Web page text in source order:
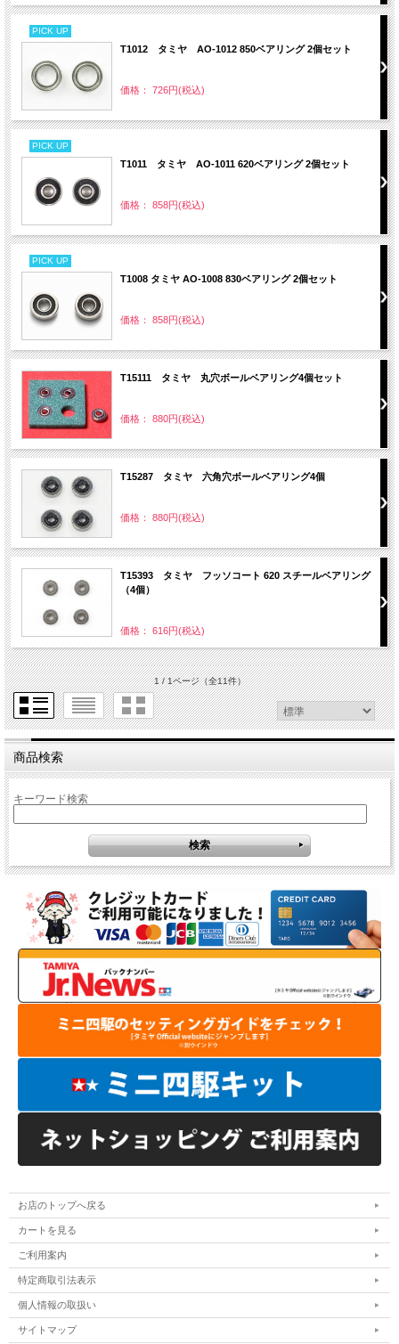
PICK UP
T1012 タミヤ AO-1012 850ベアリング 2個セット
価格： 726円(税込)
PICK UP
T1011 タミヤ AO-1011 620ベアリング 2個セット
価格： 858円(税込)
PICK UP
T1008 タミヤ AO-1008 830ベアリング 2個セット
価格： 858円(税込)
T15111 タミヤ 丸穴ボールベアリング4個セット
価格： 880円(税込)
T15287 タミヤ 六角穴ボールベアリング4個
価格： 880円(税込)
T15393 タミヤ フッソコート 620 スチールベアリング
（4個）
価格： 616円(税込)
1 / 1ページ（全11件）
商品検索
キーワード検索
お店のトップへ戻る
カートを見る
ご利用案内
特定商取引法表示
個人情報の取扱い
サイトマップ